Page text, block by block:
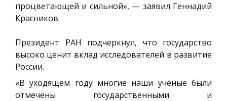
процветающей и сильной», — заявил Геннадий
Красников.
Президент РАН подчеркнул, что государство
высоко ценит вклад исследователей в развитие
России.
«В уходящем году многие наши учёные были
отмечены государственными и